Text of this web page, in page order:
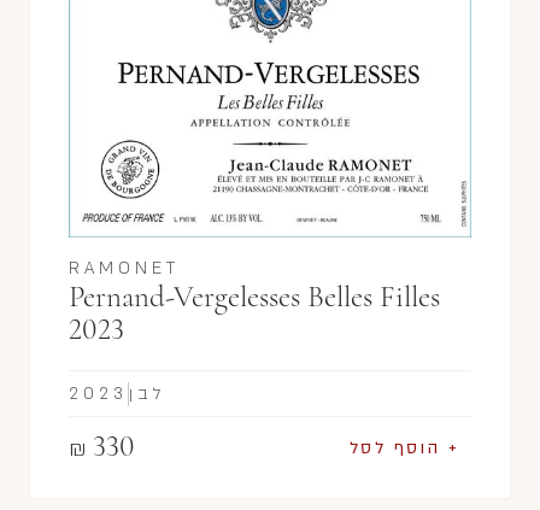
RAMONET
Pernand-Vergelesses Belles Filles
2023
₪ 330 + הוסף לסל
2023 לבן